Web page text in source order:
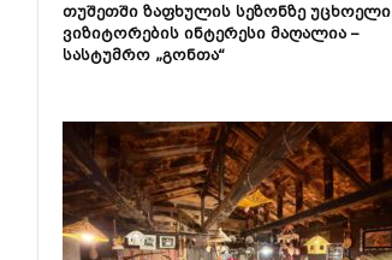
თუშეთში ზაფხულის სეზონზე უცხოელი
ვიზიტორების ინტერესი მაღალია –
სასტუმრო „გონთა“